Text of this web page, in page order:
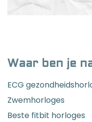
Waar ben je
ECG
Zwemhorloges
Beste fitbit horloges